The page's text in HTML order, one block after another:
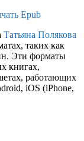
Epub
Татьяна Полякова
таких как
Эти форматы
книгах,
работающих
iOS (iPhone,